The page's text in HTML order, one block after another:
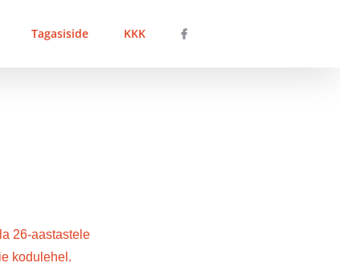
Tagasiside KKK
26-aastastele
kodulehel.